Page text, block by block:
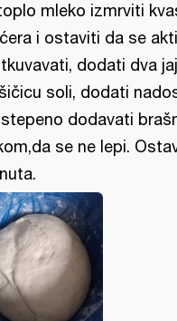
mleko izmrviti
i ostaviti da se
dodati dva
soli, dodati
dodavati
se ne lepi.